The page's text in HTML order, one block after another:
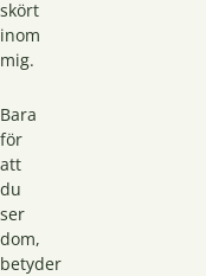
skört
inom
mig.
Bara
för
att
du
ser
dom,
betyder